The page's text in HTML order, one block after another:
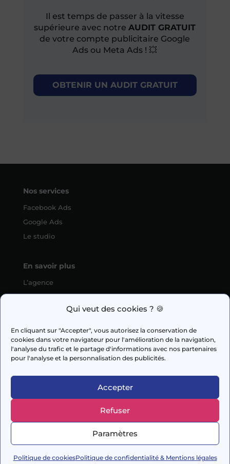
Qui veut des cookies ? 🍪
En cliquant sur "Accepter", vous autorisez la conservation de
cookies dans votre navigateur pour l'amélioration de la navigation,
l'analyse du trafic et le partage d'informations avec nos partenaires
pour l'analyse et la personnalisation des publicités.
Accepter
Refuser
Paramètres
Politique de cookiesPolitique de confidentialité & Mentions légales
Il est temps de passer à la vitesse
supérieure avec notreAUDIT GRATUIT
de votre compte publicitaire Google
Ads ou Meta Ads ! 💥
OBTENIR UN AUDIT GRATUIT
Nos services
Facebook Ads
Google Ads
Le studio
En savoir plus
L’agence
  
– Conçu avec soin parDigitalSeeds–Mentions
légales